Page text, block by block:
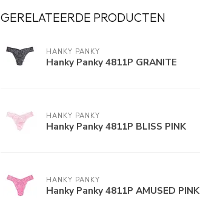
GERELATEERDE PRODUCTEN
HANKY PANKY
Hanky Panky 4811P GRANITE
HANKY PANKY
Hanky Panky 4811P BLISS PINK
HANKY PANKY
Hanky Panky 4811P AMUSED PINK